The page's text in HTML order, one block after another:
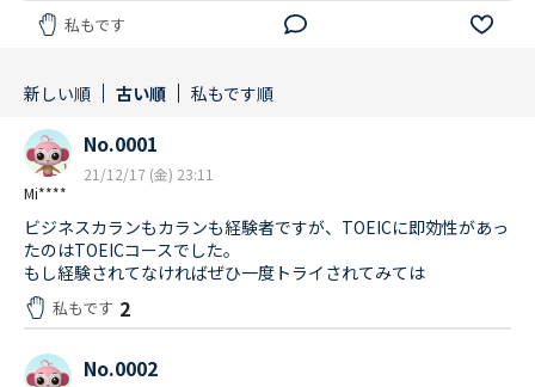
私もです
新しい順 古い順 私もです順
Mi****
No.0001
21/12/17 (金) 23:11
ビジネスカランもカランも経験者ですが、TOEICに即効性があっ
たのはTOEICコースでした。
もし経験されてなければぜひ一度トライされてみては
私もです 2
No.0002